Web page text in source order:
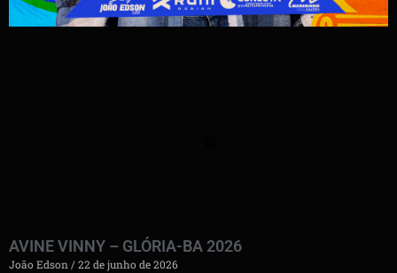
AVINE VINNY – GLÓRIA-BA 2026
João Edson 22 de junho de 2026